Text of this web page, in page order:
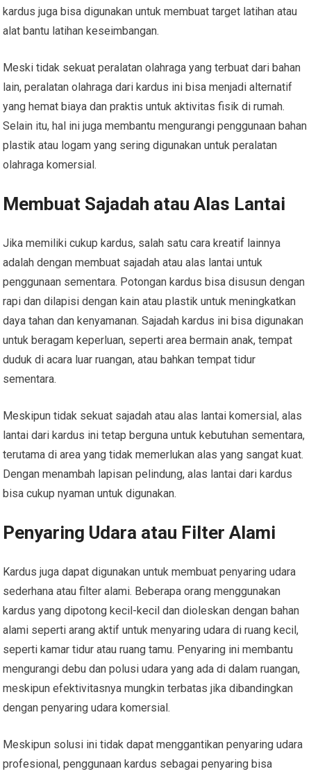
kardus juga bisa digunakan untuk membuat target latihan atau
alat bantu latihan keseimbangan.
Meski tidak sekuat peralatan olahraga yang terbuat dari bahan
lain, peralatan olahraga dari kardus ini bisa menjadi alternatif
yang hemat biaya dan praktis untuk aktivitas fisik di rumah.
Selain itu, hal ini juga membantu mengurangi penggunaan bahan
plastik atau logam yang sering digunakan untuk peralatan
olahraga komersial.
Membuat Sajadah atau Alas Lantai
Jika memiliki cukup kardus, salah satu cara kreatif lainnya
adalah dengan membuat sajadah atau alas lantai untuk
penggunaan sementara. Potongan kardus bisa disusun dengan
rapi dan dilapisi dengan kain atau plastik untuk meningkatkan
daya tahan dan kenyamanan. Sajadah kardus ini bisa digunakan
untuk beragam keperluan, seperti area bermain anak, tempat
duduk di acara luar ruangan, atau bahkan tempat tidur
sementara.
Meskipun tidak sekuat sajadah atau alas lantai komersial, alas
lantai dari kardus ini tetap berguna untuk kebutuhan sementara,
terutama di area yang tidak memerlukan alas yang sangat kuat.
Dengan menambah lapisan pelindung, alas lantai dari kardus
bisa cukup nyaman untuk digunakan.
Penyaring Udara atau Filter Alami
Kardus juga dapat digunakan untuk membuat penyaring udara
sederhana atau filter alami. Beberapa orang menggunakan
kardus yang dipotong kecil-kecil dan dioleskan dengan bahan
alami seperti arang aktif untuk menyaring udara di ruang kecil,
seperti kamar tidur atau ruang tamu. Penyaring ini membantu
mengurangi debu dan polusi udara yang ada di dalam ruangan,
meskipun efektivitasnya mungkin terbatas jika dibandingkan
dengan penyaring udara komersial.
Meskipun solusi ini tidak dapat menggantikan penyaring udara
profesional, penggunaan kardus sebagai penyaring bisa